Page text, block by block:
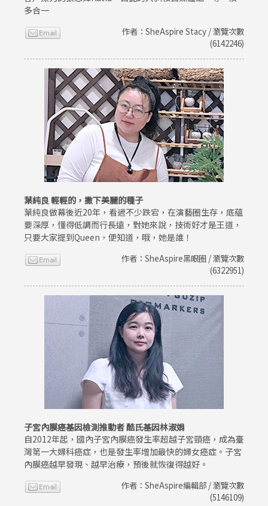
多合一
作者：SheAspire Stacy / 瀏覽次數
(6142246)
葉純良 輕輕的，撒下美麗的種子
葉純良做幕後近20年，看過不少跌宕，在演藝圈生存，底蘊
要深厚，懂得低調而行長遠，對她來說，技術好才是王道，
只要大家提到Queen，便知道，哦，她是誰！
作者：SheAspire黑眼圈 / 瀏覽次數
(6322951)
子宮內膜癌基因檢測推動者 酷氏基因林淑娟
自2012年起，國內子宮內膜癌發生率超越子宮頸癌，成為臺
灣第一大婦科癌症，也是發生率增加最快的婦女癌症。子宮
內膜癌越早發現、越早治療，預後就恢復得越好。
作者：SheAspire編輯部 / 瀏覽次數
(5146109)